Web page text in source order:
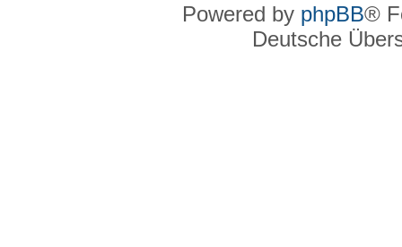
Powered by phpBB®
Deutsche